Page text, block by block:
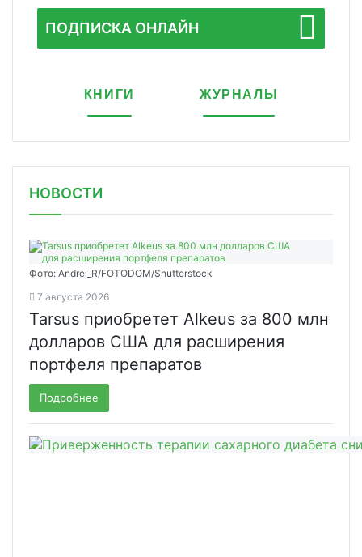
ПОДПИСКА ОНЛАЙН
КНИГИ ЖУРНАЛЫ
НОВОСТИ
Фото: Andrei_R/FOTODOM/Shutterstock
7 августа 2026
Tarsus приобретет Alkeus за 800 млн
долларов США для расширения
портфеля препаратов
Подробнее